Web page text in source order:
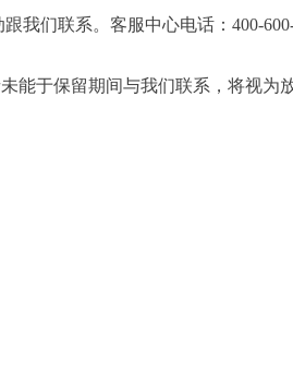
我们联系。客服中心电话： 400-
能于保留期间与我们联系，将视为放